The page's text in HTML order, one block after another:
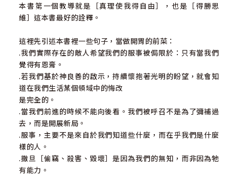
本書第一個教導就是［真理使我得自由］，也是［得勝思
維］這本書最好的詮釋。
這裡先引述本書裡一些句子，當做開胃的前菜：
.我們實際存在的敵人希望我們的服事被侷限於：只有當我們
覺得有恩膏。
.若我們基於神良善的啟示，持續懷抱著光明的盼望，就會知
道在我們生活某個領域中的悔改
是完全的。
.當我們前進的時候不能向後看。我們被呼召不是為了彌補過
去，而是開展新局。
.服事，主要不是來自於我們知道些什麼，而在乎我們是什麼
樣的人。
.撒旦［偷竊、殺害、毀壞］是因為我們的無知，而非因為牠
有能力。